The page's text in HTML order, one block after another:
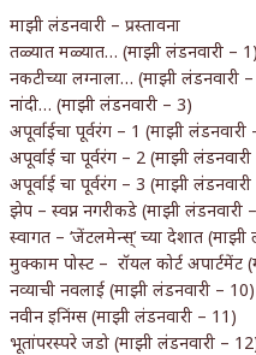
माझी लंडनवारी – प्रस्तावना
तळ्यात मळ्यात… (माझी लंडनवारी – 1)
नकटीच्या लग्नाला… (माझी लंडनवारी
नांदी… (माझी लंडनवारी – 3)
अपूर्वाईचा पूर्वरंग – 1 (माझी लंडनवारी
अपूर्वाई चा पूर्वरंग – 2 (माझी
अपूर्वाई चा पूर्वरंग – 3 (माझी
झेप – स्वप्न नगरीकडे (माझी लंडनवारी
स्वागत – ‘जेंटलमेन्स्’ च्या देशात (माझी
मुक्काम पोस्ट – रॉयल कोर्ट अपार्टमेंट
नव्याची नवलाई (माझी लंडनवारी – 10)
नवीन इनिंग्स (माझी लंडनवारी – 11)
भूतांपरस्परे जडो (माझी लंडनवारी –